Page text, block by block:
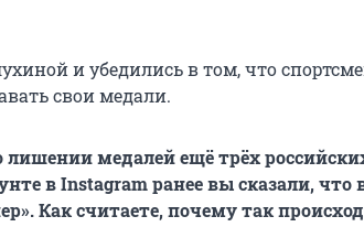
и убедились в том, что
свои медали.
медалей ещё трёх
в Instagram ранее вы сказали, что
Как считаете, почему так